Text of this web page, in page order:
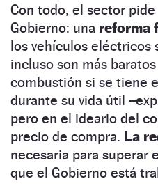
Con todo, el sector pide
Gobierno: una reforma
los vehículos eléctricos
incluso son más
combustión si se tiene
durante su vida útil
pero en el ideario del
precio de compra. La
necesaria para superar
que el Gobierno está